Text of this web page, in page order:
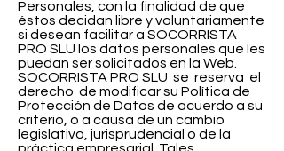
Personales, con la finalidad de que
éstos decidan libre y voluntariamente
si desean facilitar a SOCORRISTA
PRO SLU los datos personales que les
puedan ser solicitados en la Web.
SOCORRISTA PRO SLU se reserva el
derecho de modificar su Política de
Protección de Datos de acuerdo a su
criterio, o a causa de un cambio
legislativo, jurisprudencial o de la